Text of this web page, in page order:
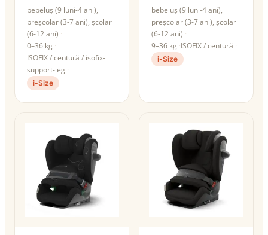
bebeluș (9 luni-4 ani),
preșcolar (3-7 ani), școlar
(6-12 ani)
0–36 kg
ISOFIX / centură / isofix-
support-leg
i-Size
bebeluș (9 luni-4 ani),
preșcolar (3-7 ani), școlar
(6-12 ani)
9–36 kg ISOFIX / centură
i-Size